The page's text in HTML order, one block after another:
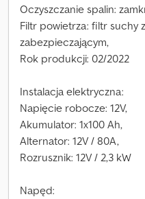
Oczyszczanie spalin:
Filtr powietrza: filtr suchy
zabezpieczającym,
Rok produkcji: 02/2022
Instalacja elektryczna:
Napięcie robocze: 12V,
Akumulator: 1x100 Ah,
Alternator: 12V / 80A,
Rozrusznik: 12V / 2,3 kW
Napęd: